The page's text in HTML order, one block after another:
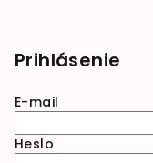
Prihlásenie
E-mail
Heslo